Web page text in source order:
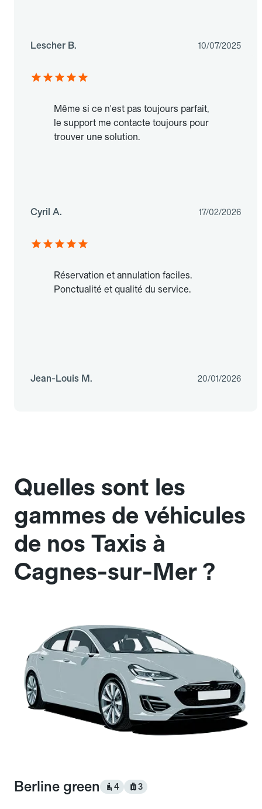
Lescher B. 10/07/2025
Même si ce n'est pas toujours parfait,
le support me contacte toujours pour
trouver une solution.
Cyril A. 17/02/2026
Réservation et annulation faciles.
Ponctualité et qualité du service.
Jean-Louis M. 20/01/2026
Quelles sont les
gammes de véhicules
de nos Taxis à
Cagnes-sur-Mer ?
Berline green 4 3